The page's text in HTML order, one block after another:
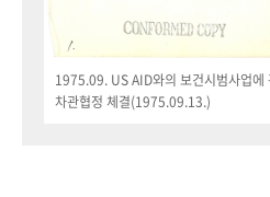
1975.09. US AID와의 보건시범사업에
차관협정 체결(1975.09.13.)